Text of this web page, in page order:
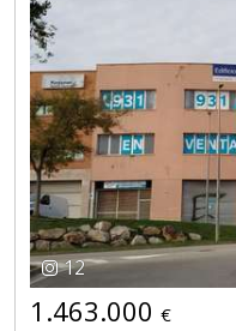
12
1.463.000 €